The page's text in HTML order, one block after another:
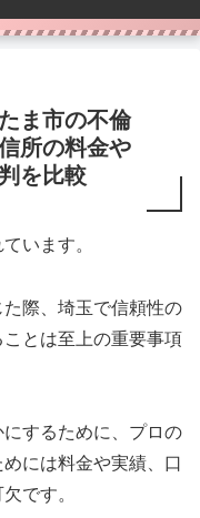
ま市の不倫
所の料金や
を比較
います。
際、埼玉で信頼性の
とは至上の重要事項
するために、プロの
には料金や実績、口
です。